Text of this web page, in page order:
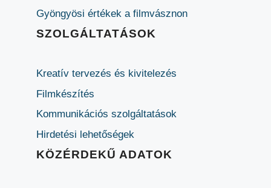
Gyöngyösi értékek a filmvásznon
SZOLGÁLTATÁSOK
Kreatív tervezés és kivitelezés
Filmkészítés
Kommunikációs szolgáltatások
Hirdetési lehetőségek
KÖZÉRDEKŰ ADATOK